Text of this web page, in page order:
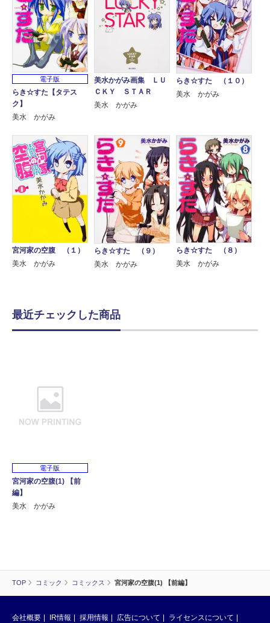
TOP コミック コミックス 宮河家の空腹(1) 【前編】
電子版
らき☆すた【タテス
ク】
美水 かがみ
美水かがみ画集 ＬＵ
ＣＫＹ ＳＴＡＲ
美水 かがみ
らき☆すた （１０）
美水 かがみ
宮河家の空腹 （１）
美水 かがみ
らき☆すた （９）
美水 かがみ
らき☆すた （８）
美水 かがみ
最近チェックした商品
電子版
宮河家の空腹(1) 【前
編】
美水 かがみ
会社概要 IR情報 採用情報 広告について ライセンスについて